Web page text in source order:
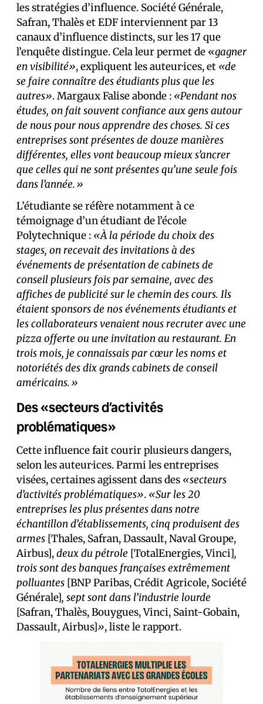
les stratégies d’influence. Société Générale,
Safran, Thalès et EDF interviennent par 13
canaux d’influence distincts, sur les 17 que
l’enquête distingue. Cela leur permet de «gagner
en visibilité», expliquent les auteur·ices, et «de
se faire connaître des étudiants plus que les
autres». Margaux Falise abonde : «Pendant nos
études, on fait souvent confiance aux gens autour
de nous pour nous apprendre des choses. Si ces
entreprises sont présentes de douze manières
différentes, elles vont beaucoup mieux s’ancrer
que celles qui ne sont présentes qu’une seule fois
dans l’année.»
L’étudiante se réfère notamment à ce
témoignage d’un étudiant de l’école
Polytechnique : «À la période du choix des
stages, on recevait des invitations à des
événements de présentation de cabinets de
conseil plusieurs fois par semaine, avec des
affiches de publicité sur le chemin des cours. Ils
étaient sponsors de nos événements étudiants et
les collaborateurs venaient nous recruter avec une
pizza offerte ou une invitation au restaurant. En
trois mois, je connaissais par cœur les noms et
notoriétés des dix grands cabinets de conseil
américains.»
Des «secteurs d’activités
problématiques»
Cette influence fait courir plusieurs dangers,
selon les auteur·ices. Parmi les entreprises
visées, certaines agissent dans des «secteurs
d’activités problématiques». «Sur les 20
entreprises les plus présentes dans notre
échantillon d’établissements, cinq produisent des
armes [Thales, Safran, Dassault, Naval Groupe,
Airbus],deux du pétrole [TotalEnergies, Vinci],
trois sont des banques françaises extrêmement
polluantes [BNP Paribas, Crédit Agricole, Société
Générale], sept sont dans l’industrie lourde
[Safran, Thalès, Bouygues, Vinci, Saint-Gobain,
Dassault, Airbus]», liste le rapport.